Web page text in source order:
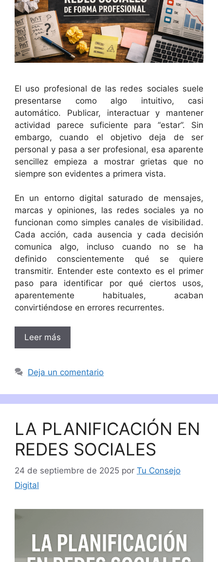
El uso profesional de las redes sociales suele
presentarse como algo intuitivo, casi
automático. Publicar, interactuar y mantener
actividad parece suficiente para “estar”. Sin
embargo, cuando el objetivo deja de ser
personal y pasa a ser profesional, esa aparente
sencillez empieza a mostrar grietas que no
siempre son evidentes a primera vista.
En un entorno digital saturado de mensajes,
marcas y opiniones, las redes sociales ya no
funcionan como simples canales de visibilidad.
Cada acción, cada ausencia y cada decisión
comunica algo, incluso cuando no se ha
definido conscientemente qué se quiere
transmitir. Entender este contexto es el primer
paso para identificar por qué ciertos usos,
aparentemente habituales, acaban
convirtiéndose en errores recurrentes.
Leer más
Deja un comentario
LA PLANIFICACIÓN EN
REDES SOCIALES
24 de septiembre de 2025 por Tu Consejo
Digital